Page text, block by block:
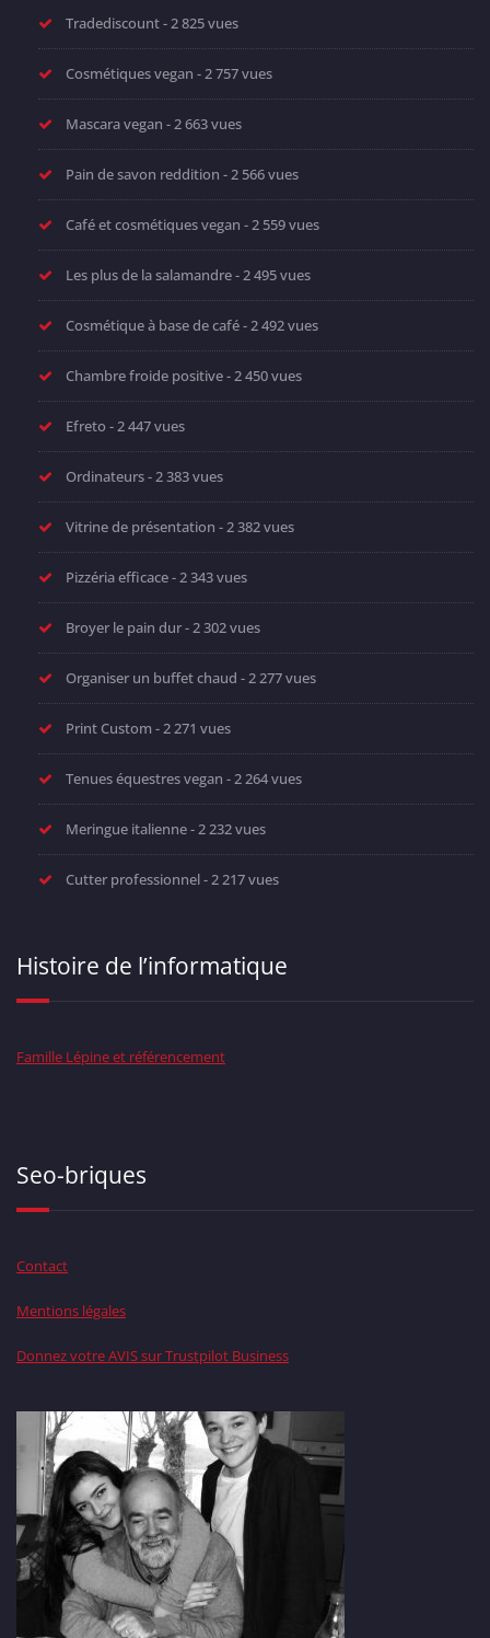
Tradediscount- 2 825 vues
Cosmétiques vegan - 2 757 vues
Mascara vegan - 2 663 vues
Pain de savon reddition - 2 566 vues
Café et cosmétiques vegan - 2 559 vues
Les plus de la salamandre- 2 495 vues
Cosmétique à base de café- 2 492 vues
Chambre froide positive- 2 450 vues
Efreto - 2 447 vues
Ordinateurs- 2 383 vues
Vitrine de présentation - 2 382 vues
Pizzéria efficace- 2 343 vues
Broyer le pain dur- 2 302 vues
Organiser un buffet chaud - 2 277 vues
Print Custom - 2 271 vues
Tenues équestres vegan - 2 264 vues
Meringue italienne- 2 232 vues
Cutter professionnel- 2 217 vues
Histoire de l’informatique
Famille Lépine et référencement
Seo-briques
Contact
Mentions légales
Donnez votre AVIS sur Trustpilot Business